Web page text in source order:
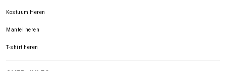
Kostuum Heren
Mantel heren
T-shirt heren